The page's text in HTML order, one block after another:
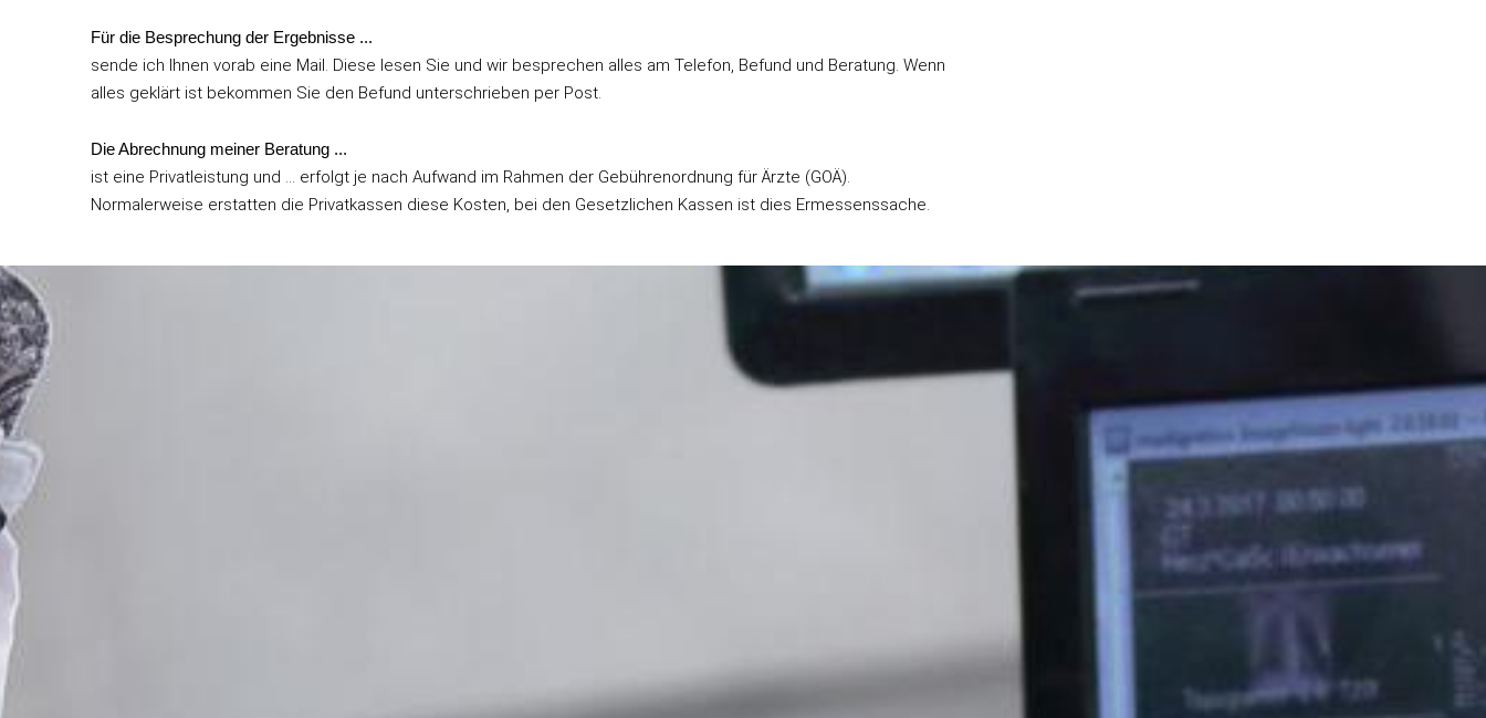
Für die Besprechung der Ergebnisse ...
sende ich Ihnen vorab eine Mail. Diese lesen Sie und wir besprechen alles am Telefon, Befund und Beratung. Wenn
alles geklärt ist bekommen Sie den Befund unterschrieben per Post.
Die Abrechnung meiner Beratung ...
ist eine Privatleistung und ... erfolgt je nach Aufwand im Rahmen der Gebührenordnung für Ärzte (GOÄ).
Normalerweise erstatten die Privatkassen diese Kosten, bei den Gesetzlichen Kassen ist dies Ermessenssache.